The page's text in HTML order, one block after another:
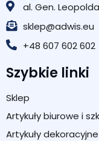
al. Gen.
sklep@adwis.eu
+48 607 602 602
Szybkie linki
Sklep
Artykuły biurowe i
Artykuły dekoracyjne